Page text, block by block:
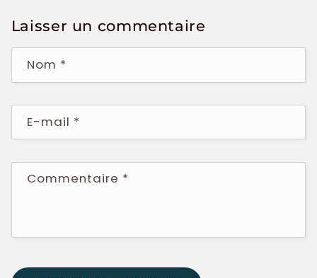
Laisser un commentaire
Nom *
E-mail *
Commentaire *